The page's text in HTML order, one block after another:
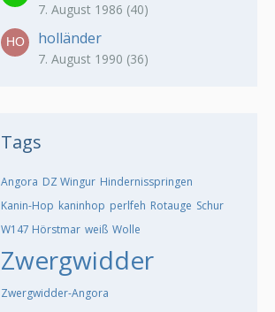
7. August 1986 (40)
holländer
7. August 1990 (36)
Tags
Angora DZ Wingur Hindernisspringen
Kanin-Hop kaninhop perlfeh Rotauge Schur
W147 Hörstmar weiß Wolle
Zwergwidder
Zwergwidder-Angora